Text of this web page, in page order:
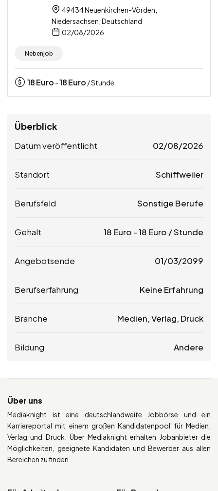
49434 Neuenkirchen-Vörden,
Niedersachsen, Deutschland
02/08/2026
Nebenjob
18Euro -18Euro / Stunde
Überblick
Datum veröffentlicht 02/08/2026
Standort Schiffweiler
Berufsfeld Sonstige Berufe
Gehalt 18 Euro -18 Euro / Stunde
Angebotsende 01/03/2099
Berufserfahrung Keine Erfahrung
Branche Medien, Verlag, Druck
Bildung Andere
Über uns
Mediaknight ist eine deutschlandweite Jobbörse und ein
Karriereportal mit einem großen Kandidatenpool für Medien,
Verlag und Druck. Über Mediaknight erhalten Jobanbieter die
Möglichkeiten, geeignete Kandidaten und Bewerber aus allen
Bereichen zu finden.